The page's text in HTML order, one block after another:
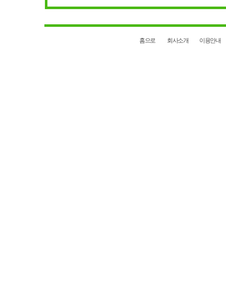
홈으로 회사소개 이용안내